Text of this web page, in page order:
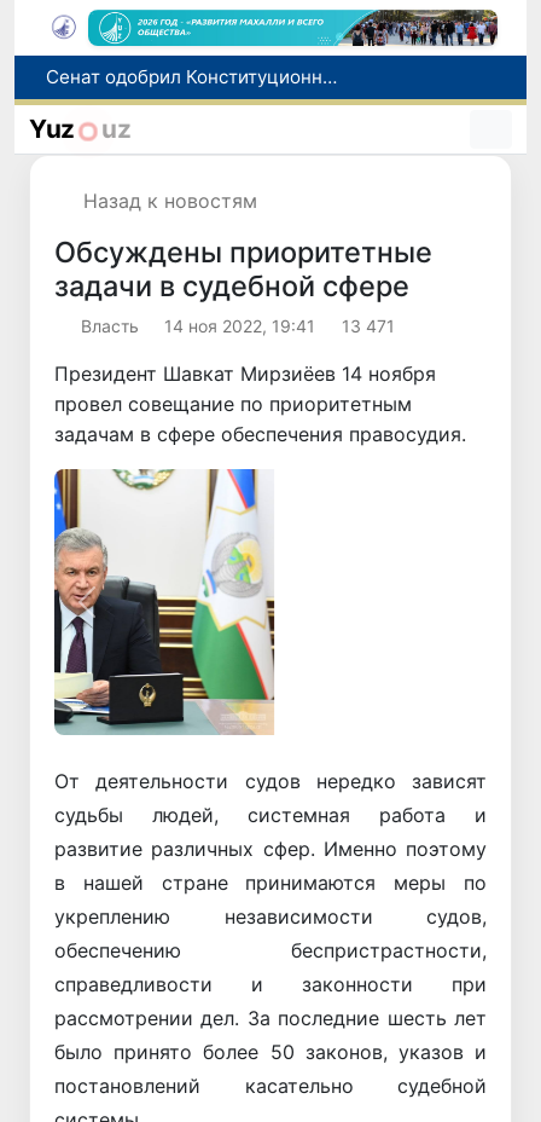
В Ташкенте задержали подозреваемых в распространении крупной партии наркотиков
В Узбекистане упростят назначение пенсий по инвалидности
Yuz uz
Назад к новостям
Обсуждены приоритетные
задачи в судебной сфере
Власть 14 ноя 2022, 19:41 13 471
Президент Шавкат Мирзиёев 14 ноября
провел совещание по приоритетным
задачам в сфере обеспечения правосудия.
Назад
От деятельности судов нередко зависят
судьбы людей, системная работа и
развитие различных сфер. Именно поэтому
в нашей стране принимаются меры по
укреплению независимости судов,
обеспечению беспристрастности,
справедливости и законности при
рассмотрении дел. За последние шесть лет
было принято более 50 законов, указов и
постановлений касательно судебной